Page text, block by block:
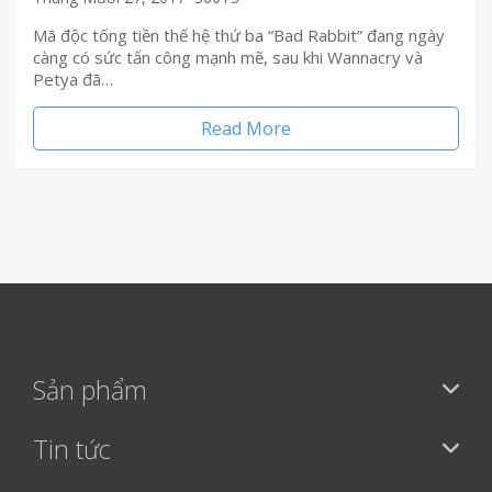
Mã độc tống tiền thế hệ thứ ba “Bad Rabbit” đang ngày
càng có sức tấn công mạnh mẽ, sau khi Wannacry và
Petya đã…
Read More
Sản phẩm
Tin tức